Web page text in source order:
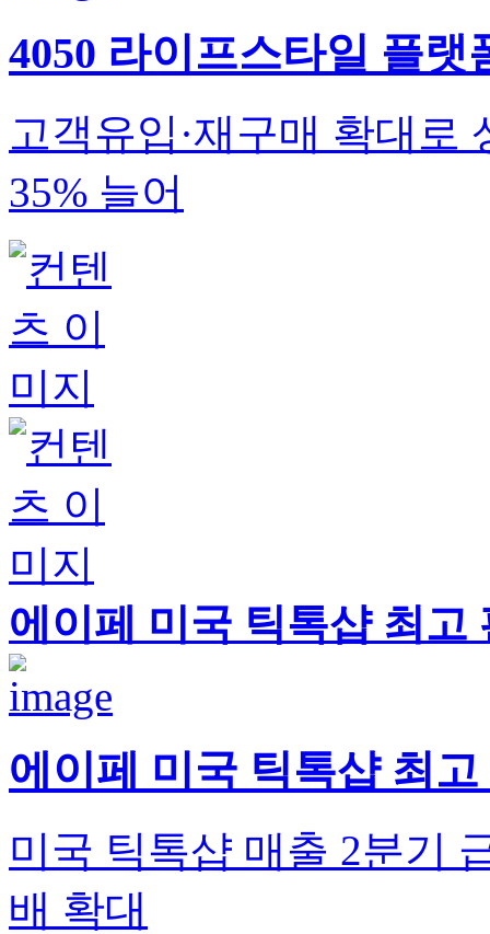
4050 라이프스타일 플랫
고객유입·재구매 확대로
35% 늘어
에이페 미국 틱톡샵 최고
에이페 미국 틱톡샵 최고
미국 틱톡샵 매출 2분기
배 확대